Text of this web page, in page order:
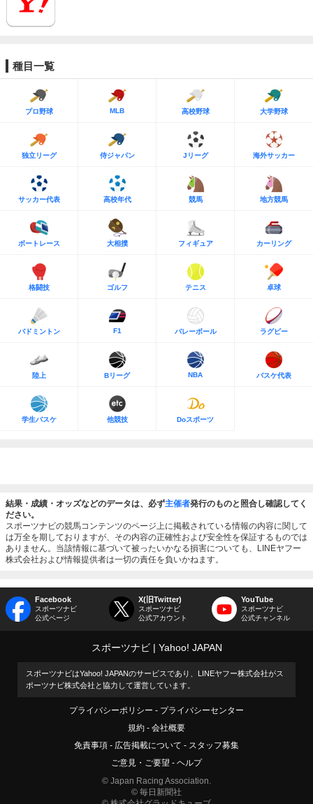
種目一覧
プロ野球 MLB 高校野球 大学野球
独立リーグ 侍ジャパン Jリーグ 海外サッカー
サッカー代表 高校年代 競馬 地方競馬
ボートレース 大相撲 フィギュア カーリング
格闘技 ゴルフ テニス 卓球
バドミントン F1 バレーボール ラグビー
陸上 Bリーグ NBA バスケ代表
学生バスケ 他競技 Doスポーツ
結果・成績・オッズなどのデータは、必ず主催者発行のものと照合し確認してく
ださい。
スポーツナビの競馬コンテンツのページ上に掲載されている情報の内容に関して
は万全を期しておりますが、その内容の正確性および安全性を保証するものでは
ありません。当該情報に基づいて被ったいかなる損害についても、LINEヤフー
株式会社および情報提供者は一切の責任を負いかねます。
Facebook
スポーツナビ
公式ページ
X(旧Twitter)
スポーツナビ
公式アカウント
YouTube
スポーツナビ
公式チャンネル
スポーツナビ Yahoo! JAPAN
スポーツナビはYahoo! JAPANのサービスであり、LINEヤフー株式会社がス
ポーツナビ株式会社と協力して運営しています。
プライバシーポリシー
プライバシーセンター
規約
会社概要
免責事項
広告掲載について
スタッフ募集
ご意見・ご要望
ヘルプ
© Japan Racing Association.
© 毎日新聞社